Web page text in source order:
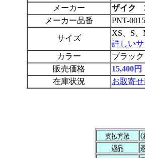
メーカー
ザイク
メーカー品番
PNT-
サイズ
XS、S
詳しい
カラー
ブラック
販売価格
15,400円
在庫状況
お取寄